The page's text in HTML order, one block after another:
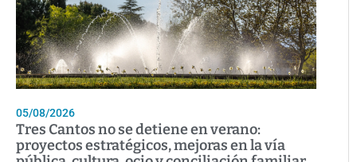
05/08/2026
Tres Cantos no se detiene en verano:
proyectos estratégicos, mejoras en la vía